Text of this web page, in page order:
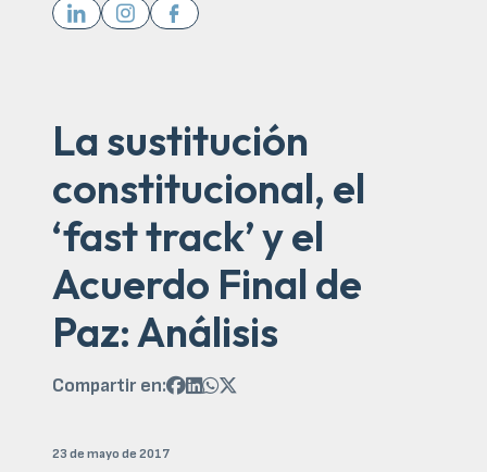
La sustitución
constitucional, el
‘fast track’ y el
Acuerdo Final de
Paz: Análisis
Compartir en:
23 de mayo de 2017